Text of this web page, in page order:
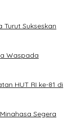
Turut Sukseskan
Waspada
HUT RI ke-81 di
Segera